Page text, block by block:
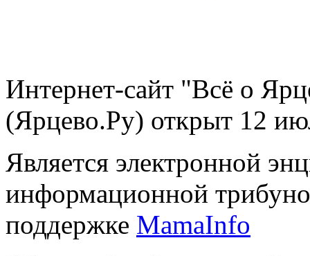
Интернет-сайт "Всё о
(Ярцево.Ру) открыт 12
Является электронной
информационной
поддержке MamaInfo